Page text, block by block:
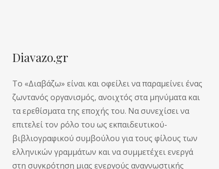
Diavazo.gr
Το «Διαβάζω» είναι και οφείλει να παραμείνει ένας
ζωντανός οργανισμός, ανοιχτός στα μηνύματα και
τα ερεθίσματα της εποχής του. Να συνεχίσει να
επιτελεί τον ρόλο του ως εκπαιδευτικού-
βιβλιογραφικού συμβούλου για τους φίλους των
ελληνικών γραμμάτων και να συμμετέχει ενεργά
στη συγκρότηση μιας ενεργούς αναγνωστικής